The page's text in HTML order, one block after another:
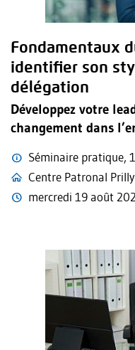
Fondamentaux
identifier son
délégation
Développez votre
changement dans
Séminaire pratique,
Centre Patronal
mercredi 19 août